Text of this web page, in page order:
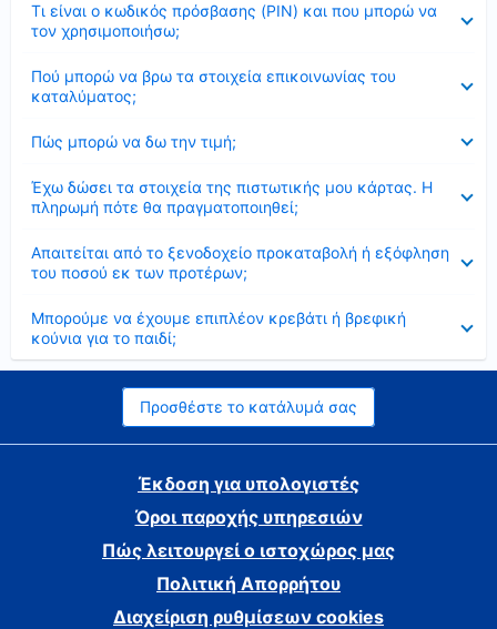
Τι είναι ο κωδικός πρόσβασης (PIN) και που μπορώ να
τον χρησιμοποιήσω;
Πού μπορώ να βρω τα στοιχεία επικοινωνίας του
καταλύματος;
Πώς μπορώ να δω την τιμή;
Έχω δώσει τα στοιχεία της πιστωτικής μου κάρτας. Η
πληρωμή πότε θα πραγματοποιηθεί;
Απαιτείται από το ξενοδοχείο προκαταβολή ή εξόφληση
του ποσού εκ των προτέρων;
Μπορούμε να έχουμε επιπλέον κρεβάτι ή βρεφική
κούνια για το παιδί;
Προσθέστε το κατάλυμά σας
Έκδοση για υπολογιστές
Όροι παροχής υπηρεσιών
Πώς λειτουργεί ο ιστοχώρος μας
Πολιτική Απορρήτου
Διαχείριση ρυθμίσεων cookies